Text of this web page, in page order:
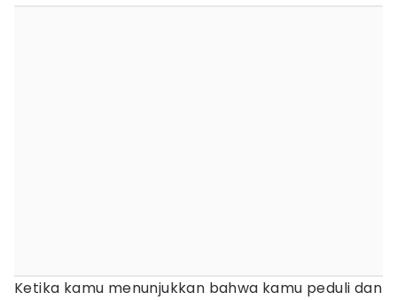
Ketika kamu menunjukkan bahwa kamu peduli dan